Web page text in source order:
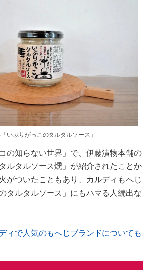
いぶりがっこのタルタルソース」
の知らない世界」で、伊藤漬物本舗の
ルタルソース燻」が紹介されたことか
がついたこともあり、カルディもへじ
タルタルソース」にもハマる人続出な
ィで人気のもへじブランドについても